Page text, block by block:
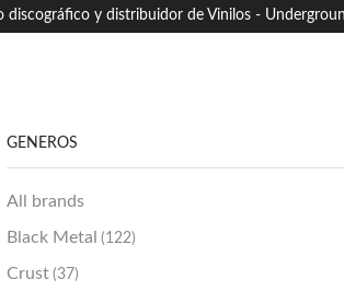
discográfico y distribuidor de Vinilos -
GÉNEROS
All brands
Black Metal (122)
Crust (37)